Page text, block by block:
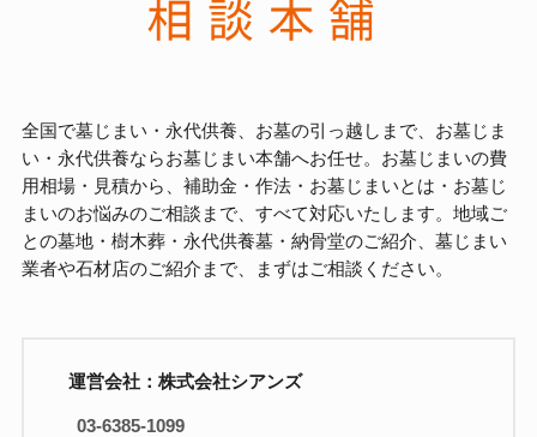
全国で墓じまい・永代供養、お墓の引っ越しまで、お墓じま
い・永代供養ならお墓じまい本舗へお任せ。お墓じまいの費
用相場・見積から、補助金・作法・お墓じまいとは・お墓じ
まいのお悩みのご相談まで、すべて対応いたします。地域ご
との墓地・樹木葬・永代供養墓・納骨堂のご紹介、墓じまい
業者や石材店のご紹介まで、まずはご相談ください。
運営会社：株式会社シアンズ
03-6385-1099